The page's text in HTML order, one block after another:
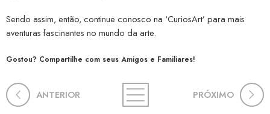
Sendo assim, então, continue conosco na ‘CuriosArt’ para mais
aventuras fascinantes no mundo da arte.
Gostou? Compartilhe com seus Amigos e Familiares!
ANTERIOR PRÓXIMO